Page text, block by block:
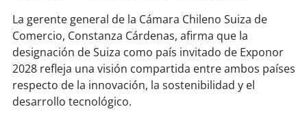
La gerente general de la Cámara Chileno Suiza de
Comercio, Constanza Cárdenas, afirma que la
designación de Suiza como país invitado de Exponor
2028 refleja una visión compartida entre ambos países
respecto de la innovación, la sostenibilidad y el
desarrollo tecnológico.